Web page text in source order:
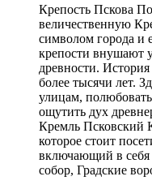
Крепость Пскова
величественную
символом города и
крепости внушают
древности.
более тысячи лет.
улицам,
ощутить дух
Кремль Псковский
которое стоит
включающий в
собор, Градские